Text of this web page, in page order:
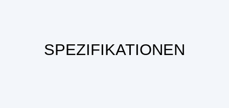
SPEZIFIKATIONEN